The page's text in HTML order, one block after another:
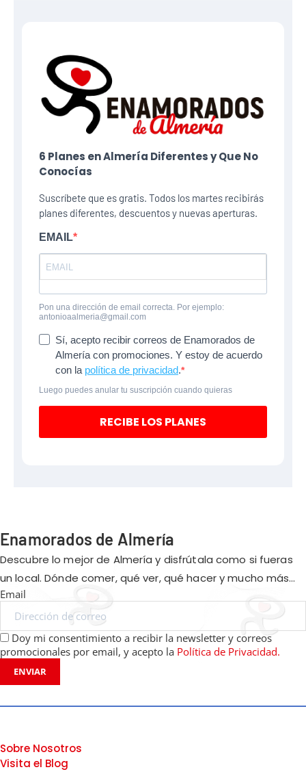
6 Planes​ en Almería Diferentes y Que No
Conocías
Suscríbete que es gratis. Todos los martes recibirás
planes diferentes, descuentos y nuevas aperturas.
EMAIL
Pon una dirección de email correcta. Por ejemplo:
antonioaalmeria@gmail.com
Sí, acepto recibir correos de Enamorados de
Almería con promociones. Y estoy de acuerdo
con la política de privacidad.
Luego puedes anular tu suscripción cuando quieras
RECIBE LOS PLANES
Enamorados de Almería
Descubre lo mejor de Almería y disfrútala como si fueras
un local. Dónde comer, qué ver, qué hacer y mucho más…
Email
Doy mi consentimiento a recibir la newsletter y correos
promocionales por email, y acepto la Política de Privacidad.
ENVIAR
Sobre Nosotros
Visita el Blog